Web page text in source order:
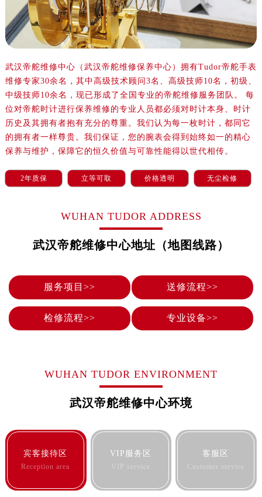
武汉帝舵维修中心（武汉帝舵维修保养中心）拥有Tudor帝舵手表
维修专家30余名，其中高级技术顾问3名、高级技师10名，初级、
中级技师10余名，现已形成了全国专业的帝舵维修服务团队。 每
位对帝舵时计进行保养维修的专业人员都必须对时计本身、时计
历史及其拥有者抱有充分的尊重。我们认为每一枚时计，都同它
的拥有者一样尊贵。我们保证，您的腕表会得到始终如一的精心
保养与维护，保障它的恒久价值与可靠性能得以世代相传。
2年质保 立等可取 价格透明 无尘检修
WUHAN TUDOR ADDRESS
武汉帝舵维修中心地址（地图线路）
服务项目>> 送修流程>>
检修流程>> 专业设备>>
WUHAN TUDOR ENVIRONMENT
武汉帝舵维修中心环境
宾客接待区
Reception area
VIP服务区
VIP service
客服区
Customer service